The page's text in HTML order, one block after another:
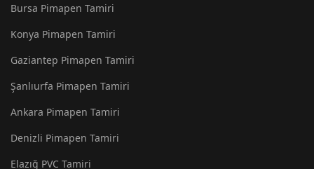
Bursa Pimapen Tamiri
Konya Pimapen Tamiri
Gaziantep Pimapen Tamiri
Şanlıurfa Pimapen Tamiri
Ankara Pimapen Tamiri
Denizli Pimapen Tamiri
Elazığ PVC Tamiri